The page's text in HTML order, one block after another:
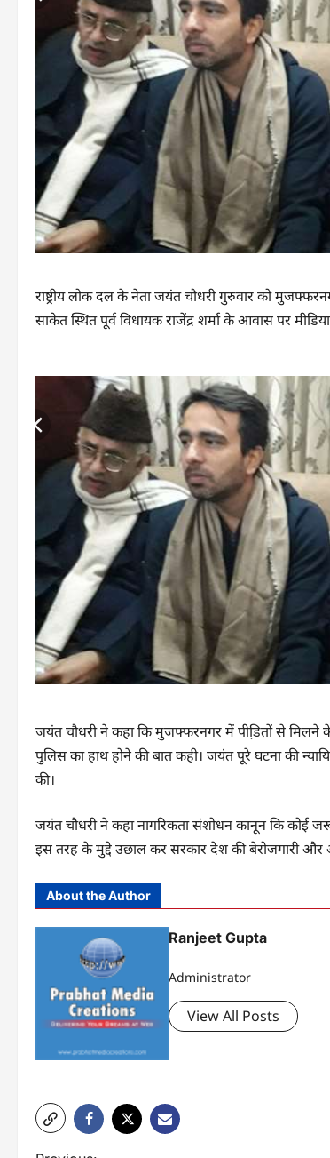
राष्ट्रीय लोक दल के नेता जयंत चौधरी गुरुवार को
साकेत स्थित पूर्व विधायक राजेंद्र शर्मा के आवास पर मीडिया
जयंत चौधरी ने कहा कि मुजफ्फरनगर में पीडि़तों से मिलने
पुलिस का हाथ होने की बात कही। जयंत पूरे घटना की
की।
जयंत चौधरी ने कहा नागरिकता संशोधन कानून कि कोई
इस तरह के मुद्दे उछाल कर सरकार देश की बेरोजगारी और
About the Author
Ranjeet Gupta
Administrator
View All Posts